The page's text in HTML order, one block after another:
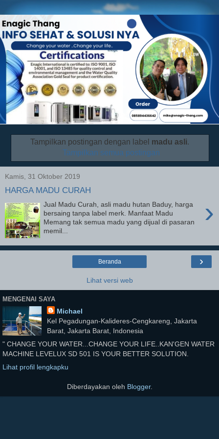
Tampilkan postingan dengan label madu asli.
Tampilkan semua postingan
Kamis, 31 Oktober 2019
HARGA MADU CURAH
›
Jual Madu Curah, asli madu hutan Baduy, harga
bersaing tanpa label merk. Manfaat Madu
Memang tak semua madu yang dijual di pasaran
memil...
›
Beranda
Lihat versi web
MENGENAI SAYA
Michael
Kel Pegadungan-Kalideres-Cengkareng, Jakarta
Barat, Jakarta Barat, Indonesia
" CHANGE YOUR WATER...CHANGE YOUR LIFE..KAN'GEN WATER
MACHINE LEVELUX SD 501 IS YOUR BETTER SOLUTION.
Lihat profil lengkapku
Diberdayakan oleh Blogger.